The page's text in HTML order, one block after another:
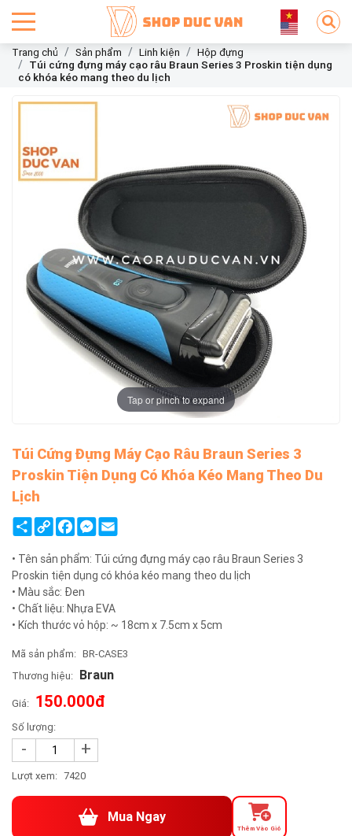
Trang chủ Sản phẩm Linh kiện
Hộp đựng
Túi cứng đựng máy cạo râu Braun Series 3 Proskin tiện dụng
có khóa kéo mang theo du lịch
Tap or pinch to expand
Túi Cứng Đựng Máy Cạo Râu Braun Series 3
Proskin Tiện Dụng Có Khóa Kéo Mang Theo Du
Lịch
ShareCopy
Link
FacebookMessenger
Email
• Tên sản phẩm: Túi cứng đựng máy cạo râu Braun Series 3
Proskin tiện dụng có khóa kéo mang theo du lịch
• Màu sắc: Đen
• Chất liệu: Nhựa EVA
• Kích thước vỏ hộp: ~ 18cm x 7.5cm x 5cm
Mã sản phẩm: BR-CASE3
Thương hiệu: Braun
Giá: 150.000đ
Số lượng:
- +
Lượt xem: 7420
Mua Ngay
Thêm Vào Giỏ